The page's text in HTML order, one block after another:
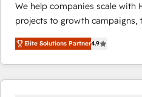
We help companies scale with
projects to growth campaigns,
Hire an agency that's
HubSpot and willing to work
team to simplify the complex
experience for your team and
Elite Solutions Partner4.9